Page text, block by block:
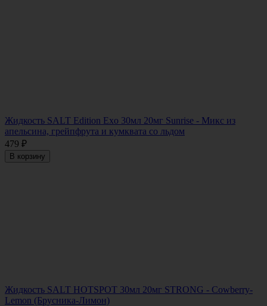
Жидкость SALT Edition Exo 30мл 20мг Sunrise - Микс из
апельсина, грейпфрута и кумквата со льдом
479 ₽
В корзину
Жидкость SALT HOTSPOT 30мл 20мг STRONG - Cowberry-
Lemon (Брусника-Лимон)